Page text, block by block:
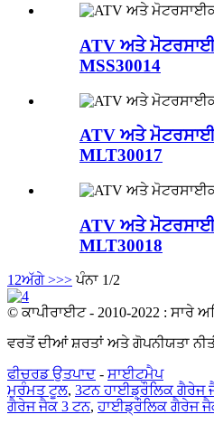
ATV ਅਤੇ
MSS30014
ATV ਅਤੇ
MLT30017
ATV ਅਤੇ
MLT30018
12ਅੱਗੇ >>> ਪੰਨਾ 1/2
© ਕਾਪੀਰਾਈਟ - 2010-2022 : ਸਾਰੇ
ਵਰਤੋਂ ਦੀਆਂ ਸ਼ਰਤਾਂ ਅਤੇ ਗੋਪਨੀਯਤਾ
ਫੀਚਰਡ ਉਤਪਾਦ - ਸਾਈਟਮੈਪ
ਮੁਰੰਮਤ ਟੂਲ, 3ਟਨ ਹਾਈਡ੍ਰੌਲਿਕ ਗੈਰੇਜ
ਗੈਰੇਜ ਜੈਕ 3 ਟਨ,ਹਾਈਡ੍ਰੌਲਿਕ ਗੈਰੇਜ